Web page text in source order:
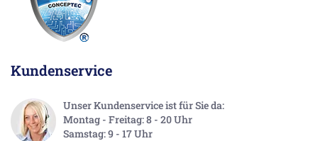
Kundenservice
Unser Kundenservice ist für Sie da:
Montag - Freitag: 8 - 20 Uhr
Samstag: 9 - 17 Uhr